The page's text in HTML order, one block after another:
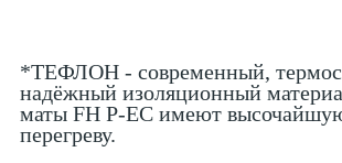
*ТЕФЛОН - современный,
надёжный изоляционный
маты FH P-EC имеют
перегреву.